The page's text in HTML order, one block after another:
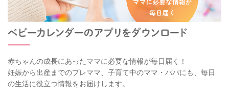
赤ちゃんの成長にあったママに必要な情報が毎日届く！
妊娠から出産までのプレママ、子育て中のママ・パパにも、毎日
の生活に役立つ情報をお届けします。